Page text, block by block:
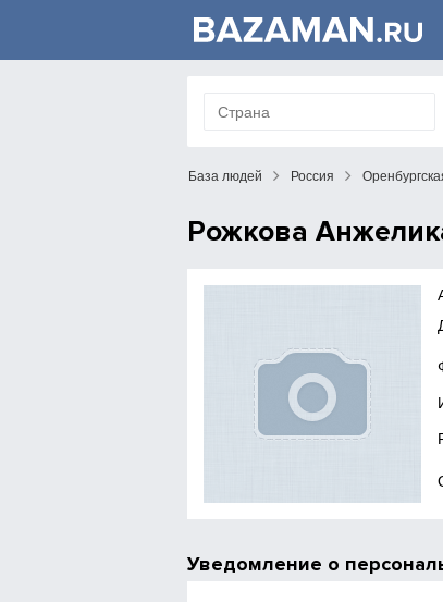
База людей Россия
Рожкова
Уведомление о